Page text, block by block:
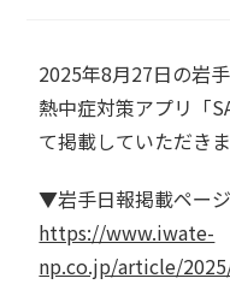
2025年8月27日の岩
熱中症対策アプリ「
て掲載していただきま
▼岩手日報掲載ページ
https://www.iwate-
np.co.jp/article/